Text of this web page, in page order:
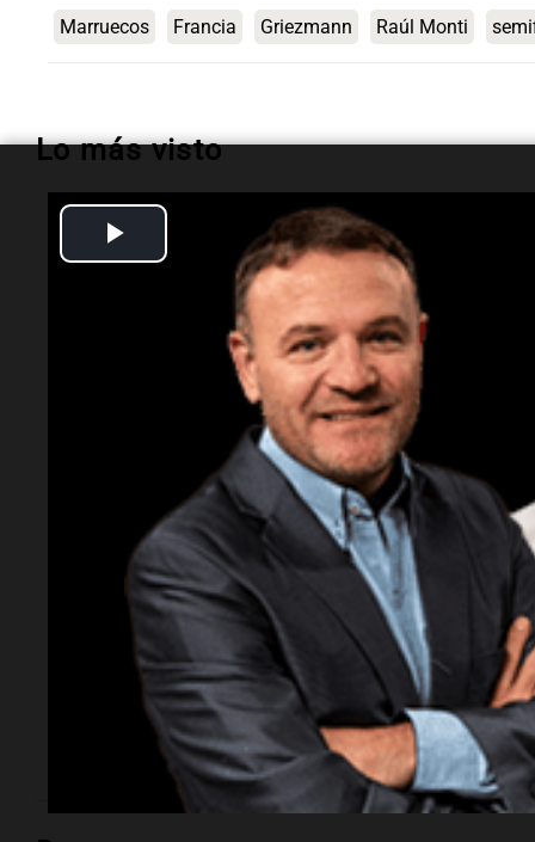
Marruecos Francia Griezmann Raúl Monti
Lo más visto
Sociedad
Quién es Gerardo
Gasparutti, el
universitario
detenido por el
femicidio de su
esposa
Tiene 43 años y es un profesional de amplia
trayectoria académica e industrial en el sector
alimentario de Córdoba. Ocupaba un cargo directivo
en la Universidad Siglo 21 hasta su detención.